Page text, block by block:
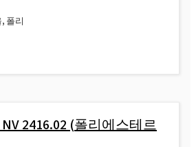
폴리
2416.02 (폴리에스테르